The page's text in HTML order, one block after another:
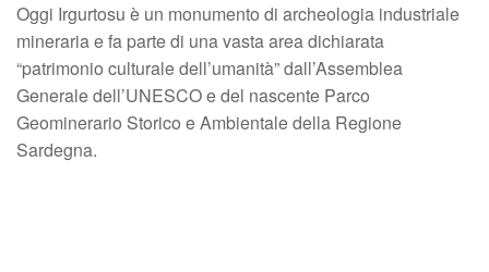
Oggi Irgurtosu è un monumento di archeologia industriale
mineraria e fa parte di una vasta area dichiarata
“patrimonio culturale dell’umanità” dall’Assemblea
Generale dell’UNESCO e del nascente Parco
Geominerario Storico e Ambientale della Regione
Sardegna.